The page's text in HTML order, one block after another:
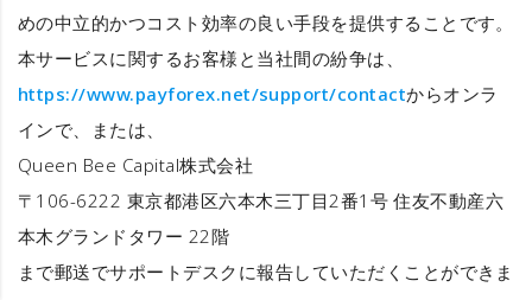
めの中立的かつコスト効率の良い手段を提供することです。
本サービスに関するお客様と当社間の紛争は、
https://www.payforex.net/support/contactからオンラ
インで、または、
Queen Bee Capital株式会社
〒106-6222 東京都港区六本木三丁目2番1号 住友不動産六
本木グランドタワー 22階
まで郵送でサポートデスクに報告していただくことができま